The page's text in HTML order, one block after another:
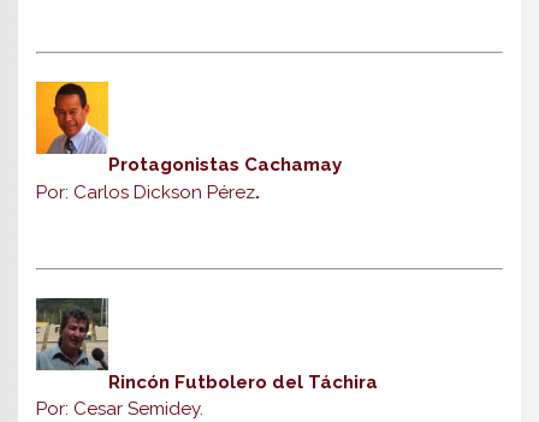
Protagonistas Cachamay
Por: Carlos Dickson Pérez.
Rincón Futbolero del Táchira
Por: Cesar Semidey.